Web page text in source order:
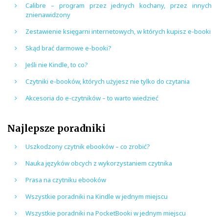
Calibre – program przez jednych kochany, przez innych
znienawidzony
Zestawienie księgarni internetowych, w których kupisz e-booki
Skąd brać darmowe e-booki?
Jeśli nie Kindle, to co?
Czytniki e-booków, których użyjesz nie tylko do czytania
Akcesoria do e-czytników – to warto wiedzieć
Najlepsze poradniki
Uszkodzony czytnik ebooków – co zrobić?
Nauka języków obcych z wykorzystaniem czytnika
Prasa na czytniku ebooków
Wszystkie poradniki na Kindle w jednym miejscu
Wszystkie poradniki na PocketBooki w jednym miejscu